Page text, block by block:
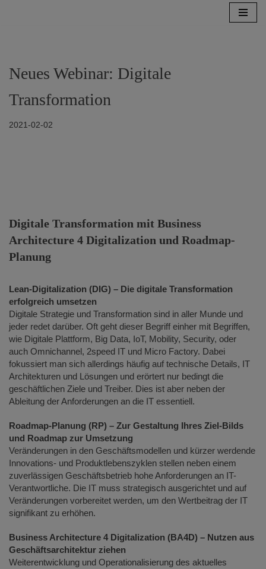
Neues Webinar: Digitale
Transformation
2021-02-02
Digitale Transformation mit Business
Architecture 4 Digitalization und Roadmap-
Planung
Lean-Digitalization (DIG) – Die digitale Transformation
erfolgreich umsetzen
Digitale Strategie und Transformation sind in aller Munde und
jeder redet darüber. Oft geht dieser Begriff einher mit Begriffen,
wie Digitale Plattform, Big Data, IoT, Mobility, Security, oder
auch Omnichannel, 2speed IT und Micro Factory. Dabei
fokussiert man sich allerdings häufig auf technische Details, IT
Architekturen und Lösungen und erörtert nur bedingt die
geschäftlichen Ziele und Treiber. Dies ist aber neben der
Ableitung der Anforderungen an die IT essentiell.
Roadmap-Planung (RP) – Zur Gestaltung Ihres Ziel-Bilds
und Roadmap zur Umsetzung
Veränderungen in den Geschäftsmodellen und kürzer werdende
Innovations- und Produktlebenszyklen stellen neben einem
zuverlässigen Geschäftsbetrieb hohe Anforderungen an IT-
Verantwortliche. Die IT muss strategisch ausgerichtet und auf
Veränderungen vorbereitet werden, um den Wertbeitrag der IT
signifikant zu erhöhen.
Business Architecture 4 Digitalization (BA4D) – Nutzen aus
Geschäftsarchitektur ziehen
Weiterentwicklung und Operationalisierung des aktuelles